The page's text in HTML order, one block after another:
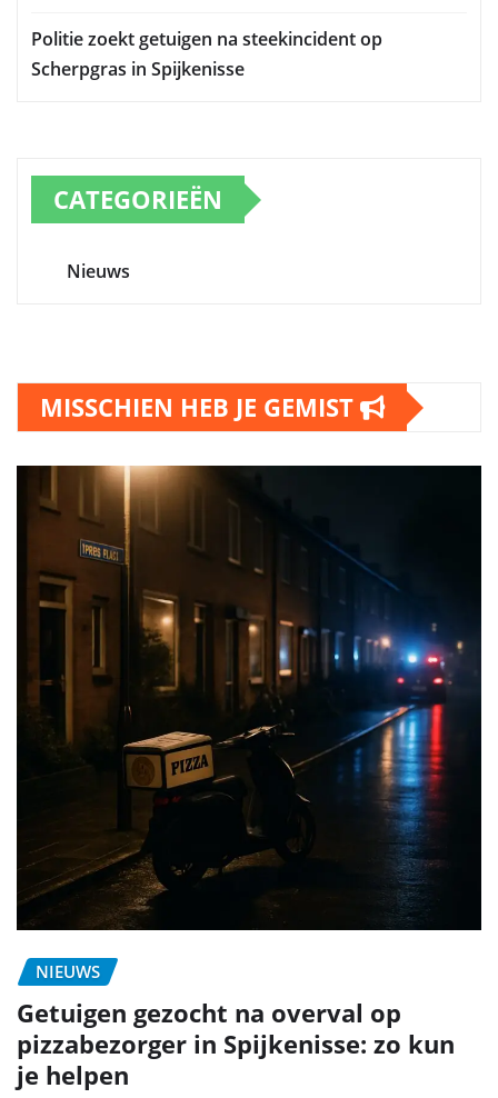
Politie zoekt getuigen na steekincident op
Scherpgras in Spijkenisse
CATEGORIEËN
Nieuws
MISSCHIEN HEB JE GEMIST
NIEUWS
Getuigen gezocht na overval op
pizzabezorger in Spijkenisse: zo kun
je helpen